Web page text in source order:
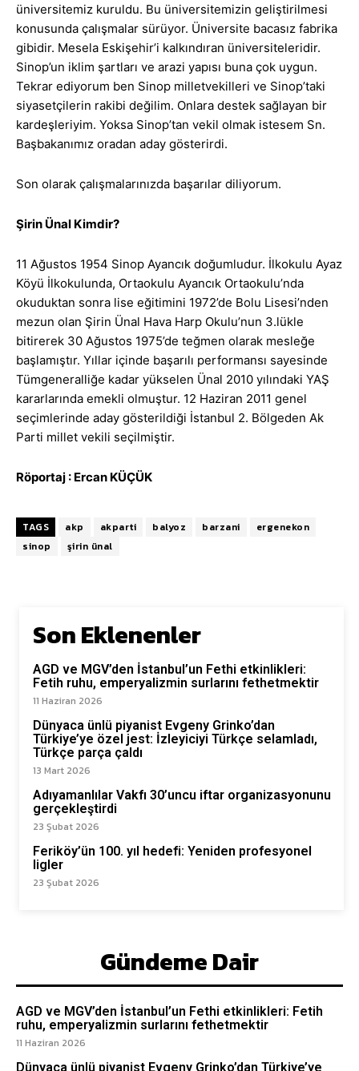
üniversitemiz kuruldu. Bu üniversitemizin geliştirilmesi
konusunda çalışmalar sürüyor. Üniversite bacasız fabrika
gibidir. Mesela Eskişehir’i kalkındıran üniversiteleridir.
Sinop’un iklim şartları ve arazi yapısı buna çok uygun.
Tekrar ediyorum ben Sinop milletvekilleri ve Sinop’taki
siyasetçilerin rakibi değilim. Onlara destek sağlayan bir
kardeşleriyim. Yoksa Sinop’tan vekil olmak istesem Sn.
Başbakanımız oradan aday gösterirdi.
Son olarak çalışmalarınızda başarılar diliyorum.
Şirin Ünal Kimdir?
11 Ağustos 1954 Sinop Ayancık doğumludur. İlkokulu Ayaz
Köyü İlkokulunda, Ortaokulu Ayancık Ortaokulu’nda
okuduktan sonra lise eğitimini 1972’de Bolu Lisesi’nden
mezun olan Şirin Ünal Hava Harp Okulu’nun 3.lükle
bitirerek 30 Ağustos 1975’de teğmen olarak mesleğe
başlamıştır. Yıllar içinde başarılı performansı sayesinde
Tümgeneralliğe kadar yükselen Ünal 2010 yılındaki YAŞ
kararlarında emekli olmuştur. 12 Haziran 2011 genel
seçimlerinde aday gösterildiği İstanbul 2. Bölgeden Ak
Parti millet vekili seçilmiştir.
Röportaj : Ercan KÜÇÜK
TAGS akp akparti balyoz barzani
ergenekon
sinop
şirin ünal
Son Eklenenler
AGD ve MGV’den İstanbul’un Fethi etkinlikleri:
Fetih ruhu, emperyalizmin surlarını fethetmektir
11 Haziran 2026
Dünyaca ünlü piyanist Evgeny Grinko’dan
Türkiye’ye özel jest: İzleyiciyi Türkçe selamladı,
Türkçe parça çaldı
13 Mart 2026
Adıyamanlılar Vakfı 30’uncu iftar organizasyonunu
gerçekleştirdi
23 Şubat 2026
Feriköy’ün 100. yıl hedefi: Yeniden profesyonel
ligler
23 Şubat 2026
Gündeme Dair
AGD ve MGV’den İstanbul’un Fethi etkinlikleri: Fetih
ruhu, emperyalizmin surlarını fethetmektir
11 Haziran 2026
Dünyaca ünlü piyanist Evgeny Grinko’dan Türkiye’ye